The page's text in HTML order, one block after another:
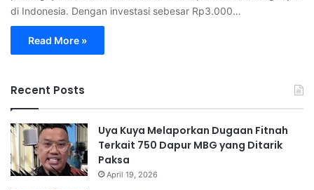
di Indonesia. Dengan investasi sebesar Rp3.000…
Read More »
Recent Posts
Uya Kuya Melaporkan Dugaan Fitnah
Terkait 750 Dapur MBG yang Ditarik
Paksa
April 19, 2026